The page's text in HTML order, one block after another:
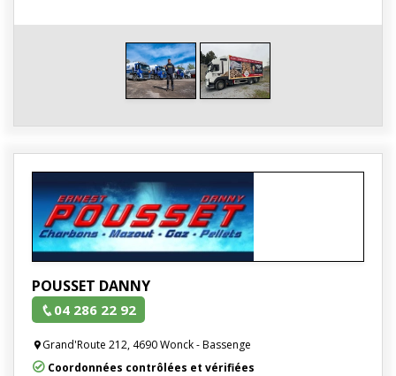
POUSSET DANNY
04 286 22 92
Grand'Route 212, 4690 Wonck - Bassenge
Coordonnées contrôlées et vérifiées